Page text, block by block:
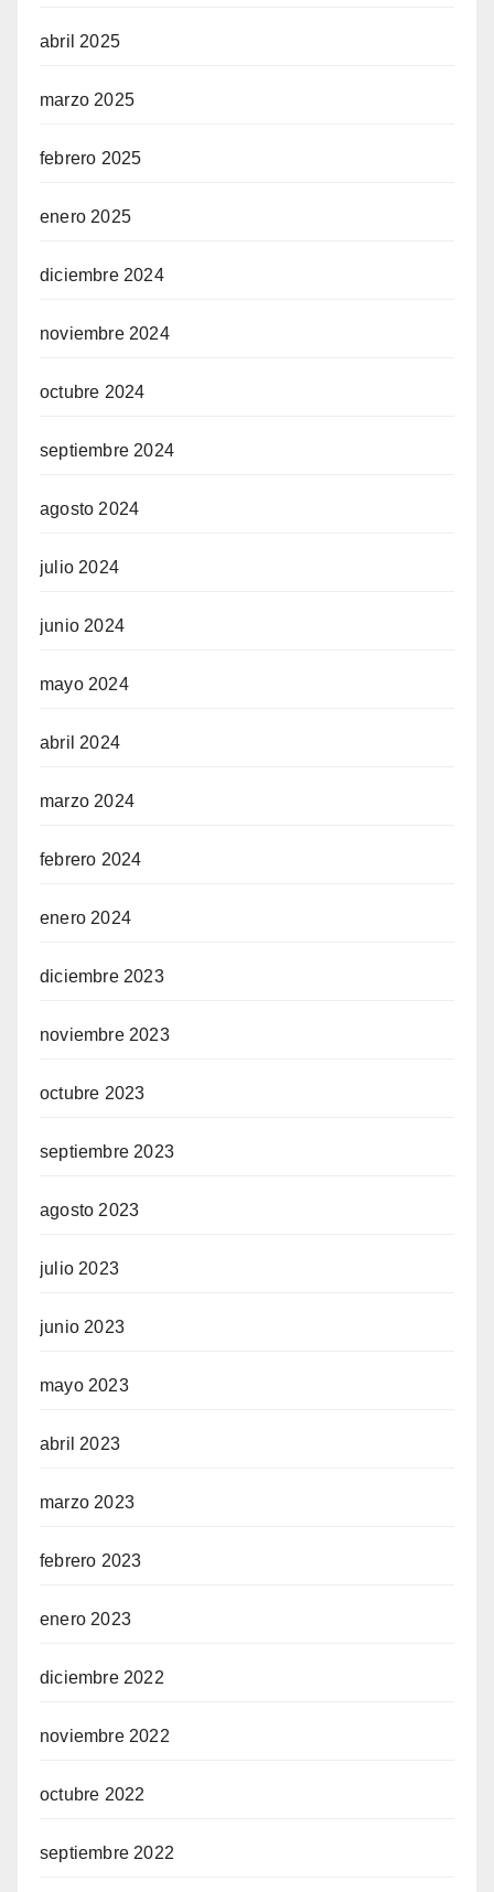
abril 2025
marzo 2025
febrero 2025
enero 2025
diciembre 2024
noviembre 2024
octubre 2024
septiembre 2024
agosto 2024
julio 2024
junio 2024
mayo 2024
abril 2024
marzo 2024
febrero 2024
enero 2024
diciembre 2023
noviembre 2023
octubre 2023
septiembre 2023
agosto 2023
julio 2023
junio 2023
mayo 2023
abril 2023
marzo 2023
febrero 2023
enero 2023
diciembre 2022
noviembre 2022
octubre 2022
septiembre 2022